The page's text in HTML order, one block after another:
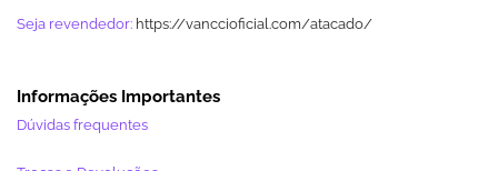
Seja revendedor: https://vanccioficial.com/atacado/
Informações Importantes
Dúvidas frequentes